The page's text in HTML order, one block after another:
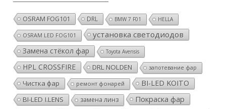
OSRAM FOG101 DRL BMW 7 F01 HELLA
OSRAM LED FOG101 установка светодиодов
Замена стёкол фар Toyota Avensis
HPL CROSSFIRE DRL NOLDEN запотевание фар
Чистка фар ремонт фонарей BI-LED KOITO
BI-LED I.LENS замена линз Покраска фар